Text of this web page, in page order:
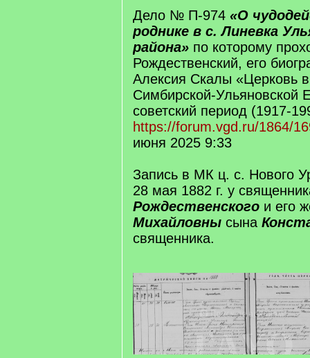
Дело № П-974 «О
роднике в с. Линевка
района» по которому
Рождественский, его
Алексия Скалы «Церковь
Симбирской-Ульяновской
советский период (1917-
https://forum.vgd.ru/1864/
июня 2025 9:33
Запись в МК ц. с. Нового
28 мая 1882 г. у
Рождественского и его
Михайловны сына
священника.